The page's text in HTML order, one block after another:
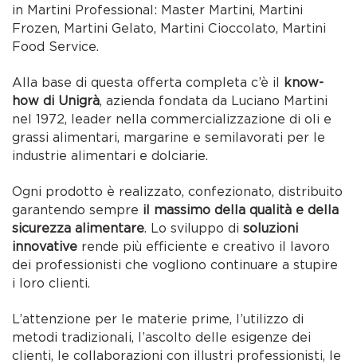
in Martini Professional: Master Martini, Martini
Frozen, Martini Gelato, Martini Cioccolato, Martini
Food Service.
Alla base di questa offerta completa c’è il know-
how di Unigrà, azienda fondata da Luciano Martini
nel 1972, leader nella commercializzazione di oli e
grassi alimentari, margarine e semilavorati per le
industrie alimentari e dolciarie.
Ogni prodotto è realizzato, confezionato, distribuito
garantendo sempre il massimo della qualità e della
sicurezza alimentare. Lo sviluppo disoluzioni
innovative rende più efficiente e creativo il lavoro
dei professionisti che vogliono continuare a stupire
i loro clienti.
L’attenzione per le materie prime, l’utilizzo di
metodi tradizionali, l’ascolto delle esigenze dei
clienti, le collaborazioni con illustri professionisti, le